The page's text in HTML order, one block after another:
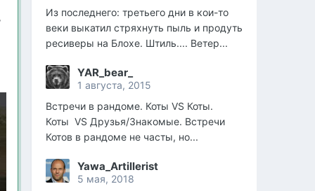
Из последнего: третьего дни в кои-то
веки выкатил стряхнуть пыль и продуть
ресиверы на Блохе. Штиль.... Ветер...
YAR_bear_
1 августа, 2015
Встречи в рандоме. Коты VS Коты.
Коты VS Друзья/Знакомые. Встречи
Котов в рандоме не часты, но...
Yawa_Artillerist
5 мая, 2018